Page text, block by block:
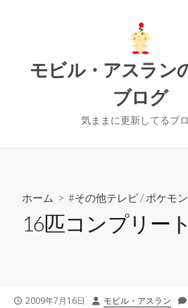
ッ
モビル・アスラン
ブログ
気ままに更新してるブ
ホーム > #その他テレビ /ポケモ
16匹コンプリー
公
2009年7月16日
投
モビル・アスラン